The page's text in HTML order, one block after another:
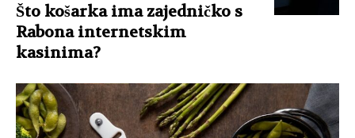
Što košarka ima zajedničko s
Rabona internetskim
kasinima?